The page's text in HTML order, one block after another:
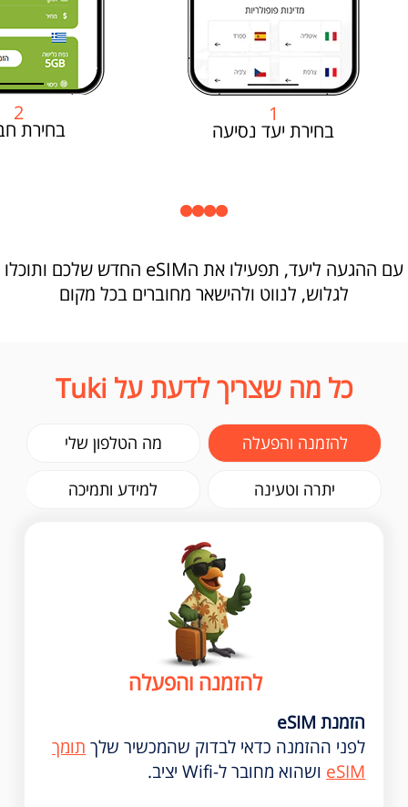
1
בחירת יעד נסיעה
2
בחירת
עם ההגעה ליעד, תפעילו את הeSIM החדש שלכם ותוכלו
לגלוש, לנווט ולהישאר מחוברים בכל מקום
כל מה שצריך לדעת על Tuki
להזמנה והפעלה מה הטלפון שלי
יתרה וטעינה למידע ותמיכה
להזמנה והפעלה
הזמנת eSIM
לפני ההזמנה כדאי לבדוק שהמכשיר שלך תומך
eSIM ושהוא מחובר ל-Wifi יציב.